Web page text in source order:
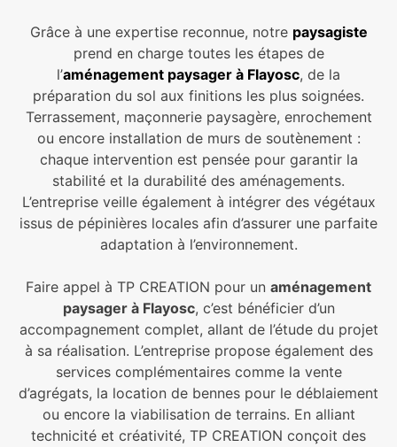
Grâce à une expertise reconnue, notre paysagiste
prend en charge toutes les étapes de
l’aménagement paysager à Flayosc, de la
préparation du sol aux finitions les plus soignées.
Terrassement, maçonnerie paysagère, enrochement
ou encore installation de murs de soutènement :
chaque intervention est pensée pour garantir la
stabilité et la durabilité des aménagements.
L’entreprise veille également à intégrer des végétaux
issus de pépinières locales afin d’assurer une parfaite
adaptation à l’environnement.
Faire appel à TP CREATION pour un aménagement
paysager à Flayosc, c’est bénéficier d’un
accompagnement complet, allant de l’étude du projet
à sa réalisation. L’entreprise propose également des
services complémentaires comme la vente
d’agrégats, la location de bennes pour le déblaiement
ou encore la viabilisation de terrains. En alliant
technicité et créativité, TP CREATION conçoit des